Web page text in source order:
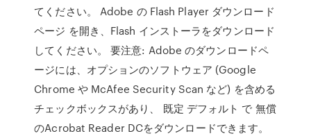
てください。 Adobe の Flash Player ダウンロード
ページ を開き、Flash インストーラをダウンロード
してください。 要注意: Adobe のダウンロードペ
ージには、オプションのソフトウェア (Google
Chrome や McAfee Security Scan など) を含める
チェックボックスがあり、 既定 デフォルト で 無償
のAcrobat Reader DCをダウンロードできます。